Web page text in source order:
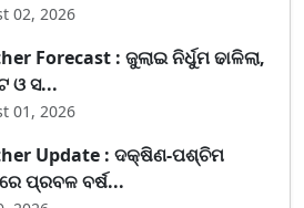
02, 2026
Forecast : ଜୁଲାଇ ନିର୍ଧୁମ ଢାଳିଲା,
ଓ ସ...
01, 2026
Update : ଦକ୍ଷିଣ-ପଶ୍ଚିମ
ପ୍ରବଳ ବର୍ଷ...